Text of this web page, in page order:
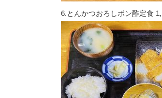
6.とんかつおろしポン酢定食